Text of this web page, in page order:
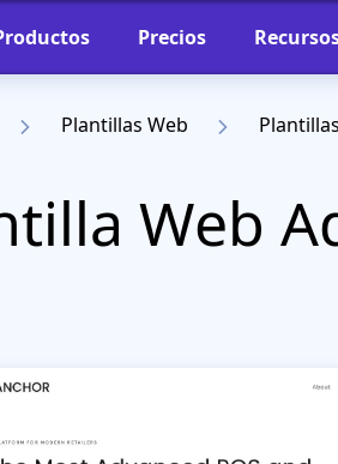
Precios
Plantillas Web
Web